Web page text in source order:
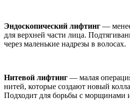
Эндоскопический лифтинг —
для верхней части лица.
через маленькие надрезы в волосах.
Нитевой лифтинг — малая
нитей, которые создают новый
Подходит для борьбы с морщинами